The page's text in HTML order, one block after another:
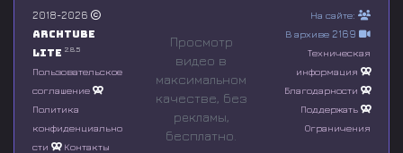
o
f
0
s
o
n
d
2018-2026
Archtube
Lite 2.8.5
Пользовательское
соглашение
Политика
конфиденциально
сти
Контакты
Просмотр
видео в
максимальном
качестве, без
рeкламы,
бесплатно.
На сайте:
В архиве 2169
Техническая
информация
Благодарности
Поддержать
Ограничения